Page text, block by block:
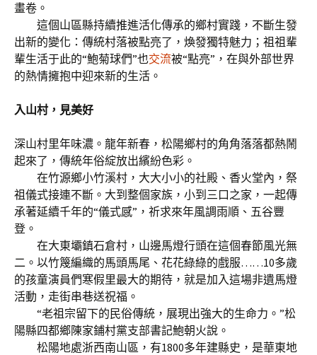
畫卷。
這個山區縣持續推進活化傳承的鄉村實踐，不斷生發
出新的變化：傳統村落被點亮了，煥發獨特魅力；祖祖輩
輩生活于此的“鮑菊球們”也交流被“點亮”，在與外部世界
的熱情擁抱中迎來新的生活。
入山村，見美好
深山村里年味濃。龍年新春，松陽鄉村的角角落落都熱鬧
起來了，傳統年俗綻放出繽紛色彩。
在竹源鄉小竹溪村，大大小小的社殿、香火堂內，祭
祖儀式接連不斷。大到整個家族，小到三口之家，一起傳
承著延續千年的“儀式感”，祈求來年風調雨順、五谷豐
登。
在大東壩鎮石倉村，山邊馬燈行頭在這個春節風光無
二。以竹篾編織的馬頭馬尾、花花綠綠的戲服……10多歲
的孩童演員們寒假里最大的期待，就是加入這場非遺馬燈
活動，走街串巷送祝福。
“老祖宗留下的民俗傳統，展現出強大的生命力。”松
陽縣四都鄉陳家鋪村黨支部書記鮑朝火說。
松陽地處浙西南山區，有1800多年建縣史，是華東地